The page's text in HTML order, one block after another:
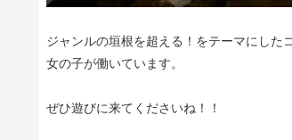
ジャンルの垣根を超える！をテーマにした
女の子が働いています。
ぜひ遊びに来てくださいね！！